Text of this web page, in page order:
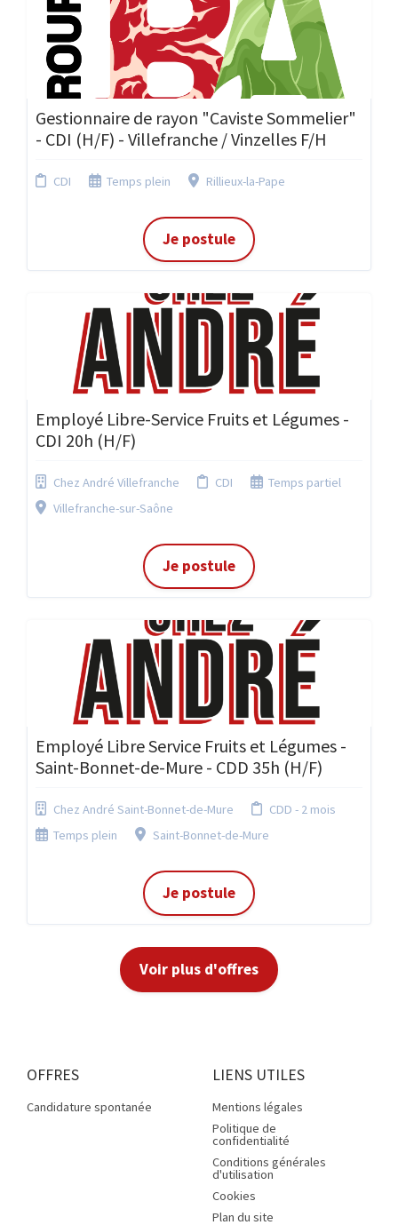
Gestionnaire de rayon "Caviste Sommelier"
- CDI (H/F) - Villefranche / Vinzelles F/H
CDI Temps plein Rillieux-la-Pape
Je postule
Employé Libre-Service Fruits et Légumes -
CDI 20h (H/F)
Chez André Villefranche CDI
Temps partiel
Villefranche-sur-Saône
Je postule
Employé Libre Service Fruits et Légumes -
Saint-Bonnet-de-Mure - CDD 35h (H/F)
Chez André Saint-Bonnet-de-Mure
CDD - 2 mois
Temps plein
Saint-Bonnet-de-Mure
Je postule
Voir plus d'offres
OFFRES
Candidature spontanée
LIENS UTILES
Mentions légales
Politique de
confidentialité
Conditions générales
d'utilisation
Cookies
Plan du site